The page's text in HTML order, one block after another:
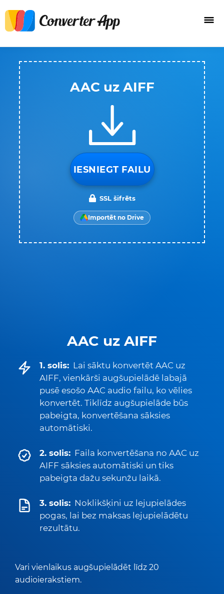
AAC uz AIFF
1. solis: Lai sāktu konvertēt AAC uz
AIFF, vienkārši augšupielādē labajā
pusē esošo AAC audio failu, ko vēlies
konvertēt. Tiklīdz augšupielāde būs
pabeigta, konvertēšana sāksies
automātiski.
2. solis: Faila konvertēšana no AAC uz
AIFF sāksies automātiski un tiks
pabeigta dažu sekunžu laikā.
3. solis: Noklikšķini uz lejupielādes
pogas, lai bez maksas lejupielādētu
rezultātu.
Vari vienlaikus augšupielādēt līdz 20
audioierakstiem.
AAC uz AIFF
IESNIEGT FAILU
SSL šifrēts
Importēt no Drive